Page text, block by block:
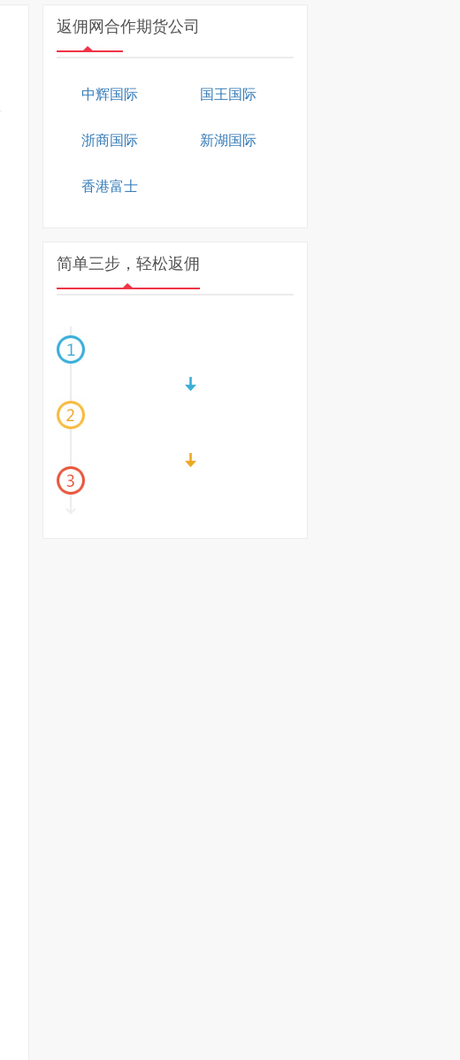
返佣网合作期货公司
中辉国际 国王国际
浙商国际 新湖国际
香港富士
简单三步，轻松返佣